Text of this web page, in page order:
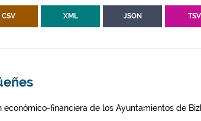
CSV XML JSON TSV
económico-financiera de los Ayuntamientos de